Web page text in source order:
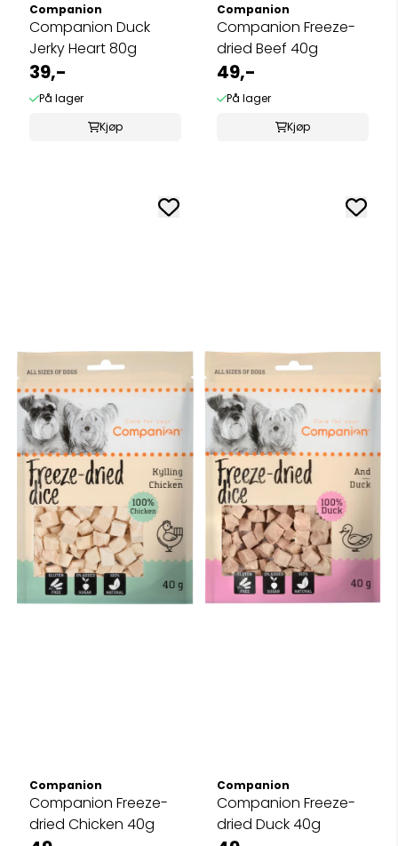
Companion
Companion Duck
Jerky Heart 80g
39,-
På lager
Kjøp
Companion
Companion Freeze-
dried Beef 40g
49,-
På lager
Kjøp
Companion
Companion Freeze-
dried Chicken 40g
Companion
Companion Freeze-
dried Duck 40g